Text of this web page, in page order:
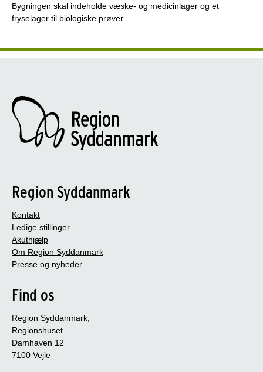
Bygningen skal indeholde væske- og medicinlager og et
fryselager til biologiske prøver.
Region Syddanmark
Kontakt
Ledige stillinger
Akuthjælp
Om Region Syddanmark
Presse og nyheder
Find os
Region Syddanmark,
Regionshuset
Damhaven 12
7100 Vejle